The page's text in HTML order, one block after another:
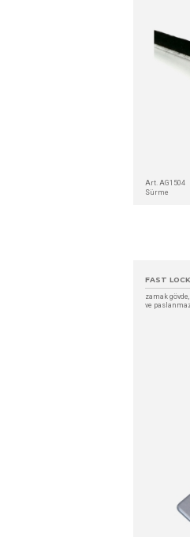
Art. AG1504
Sürme
FAST LOCK
zamak
ve